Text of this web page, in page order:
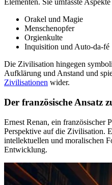
Elementen. Sie umfasste
Orakel und Magie
Menschenopfer
Orgienkulte
Inquisition und Auto-da-fé
Die Zivilisation hingegen
Aufklärung und Anstand und
Zivilisationen wider.
Der französische Ansatz
Ernest Renan, ein französischer
Perspektive auf die Zivilisation.
intellektuellen und moralischen
Entwicklung.